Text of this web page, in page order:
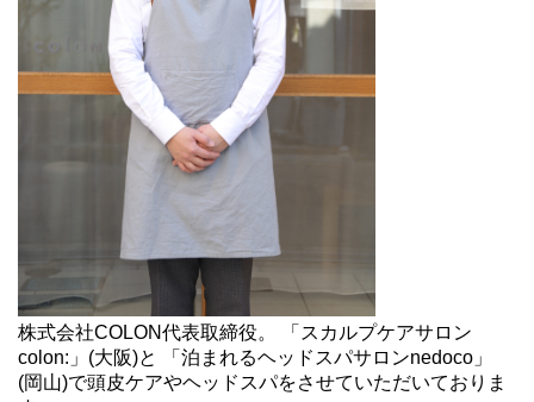
株式会社COLON代表取締役。 「スカルプケアサロン
colon:」(大阪)と 「泊まれるヘッドスパサロンnedoco」
(岡山)で頭皮ケアやヘッドスパをさせていただいておりま